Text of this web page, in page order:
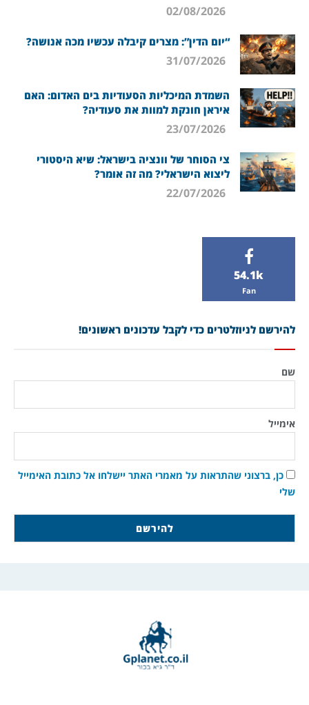
“יום הדין”: מצרים קיבלה עכשיו מכה אנושה?
השמדת המיכליות הסעודיות בים האדום: האם
איראן חונקת למוות את סעודיה?
צי הסוחר של וונציה בישראל: שיא היסטורי
ליצוא הישראלי? מה זה אומר?
54.1k
Fan
להירשם לניוזלטרים כדי לקבל עדכונים ראשונים!
שם
אימייל
כן, ברצוני שהתראות על מאמרי האתר יישלחו אל כתובת האימייל
שלי